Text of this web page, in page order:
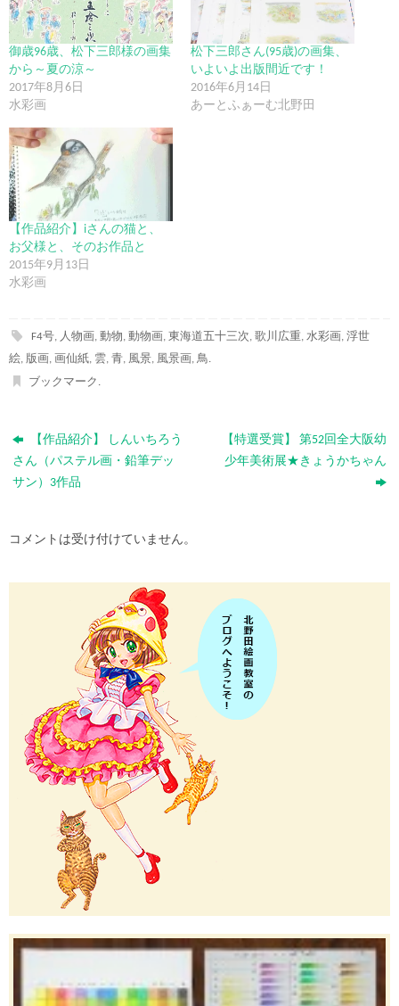
御歳96歳、松下三郎様の画集
から～夏の涼～
2017年8月6日
水彩画
松下三郎さん(95歳)の画集、
いよいよ出版間近です！
2016年6月14日
あーとふぁーむ北野田
【作品紹介】iさんの猫と、
お父様と、そのお作品と
2015年9月13日
水彩画
F4号, 人物画, 動物, 動物画, 東海道五十三次, 歌川広重, 水彩画, 浮世
絵, 版画, 画仙紙, 雲, 青, 風景, 風景画, 鳥.
ブックマーク .
【作品紹介】 しんいちろう
さん（パステル画・鉛筆デッ
サン）3作品
【特選受賞】 第52回全大阪幼
少年美術展★きょうかちゃん
コメントは受け付けていません。